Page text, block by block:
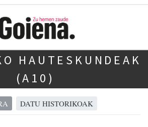
HAUTESKUNDEAK
(A10)
DATU HISTORIKOAK